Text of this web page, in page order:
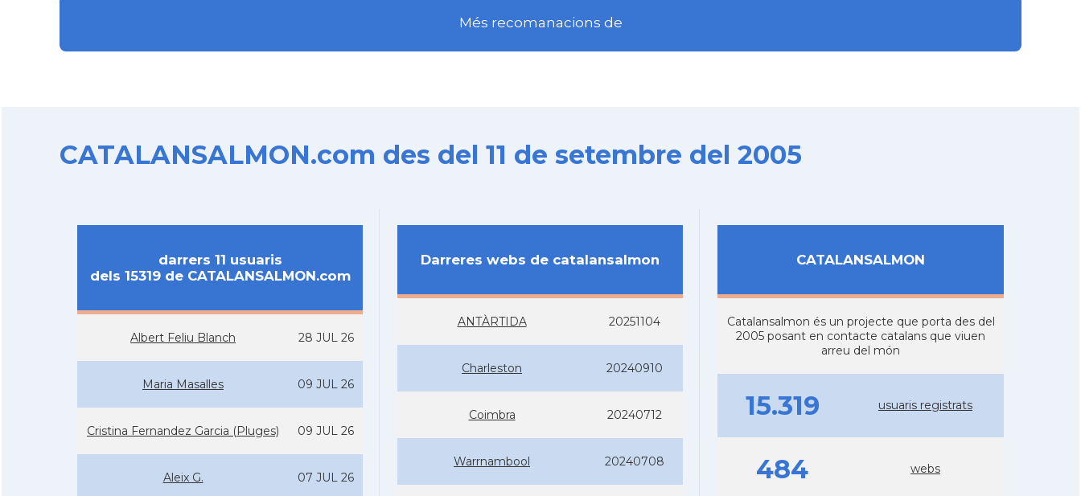
Més recomanacions de
CATALANSALMON.com des del 11 de setembre del 2005
darrers 11 usuaris
dels 15319 de CATALANSALMON.com
Albert Feliu Blanch 28 JUL 26
Maria Masalles 09 JUL 26
Cristina Fernandez Garcia (Pluges) 09 JUL 26
Aleix G. 07 JUL 26
Darreres webs de catalansalmon
ANTÀRTIDA 20251104
Charleston 20240910
Coimbra 20240712
Warrnambool 20240708
CATALANSALMON
Catalansalmon és un projecte que porta des del
2005 posant en contacte catalans que viuen
arreu del món
15.319 usuaris registrats
484 webs